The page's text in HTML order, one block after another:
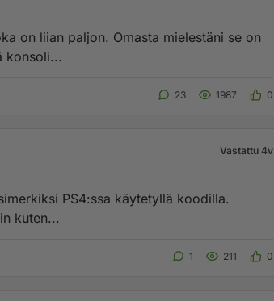
on liian paljon. Omasta mielestäni se on
konsoli...
23 1987 0
Vastattu 4v
PS4:ssa käytetyllä koodilla.
kuten...
1 211 0